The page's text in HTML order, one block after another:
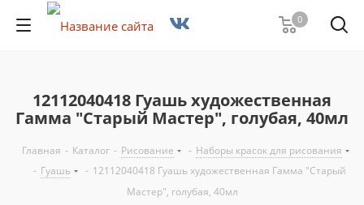
0
12112040418 Гуашь художественная
Гамма "Старый Мастер", голубая, 40мл
Главная - Каталог - Рисование - Наборы красок для рисования
- Гуашь - 12112040418 Гуашь художественная Гамма "Старый
Мастер", голубая, 40мл